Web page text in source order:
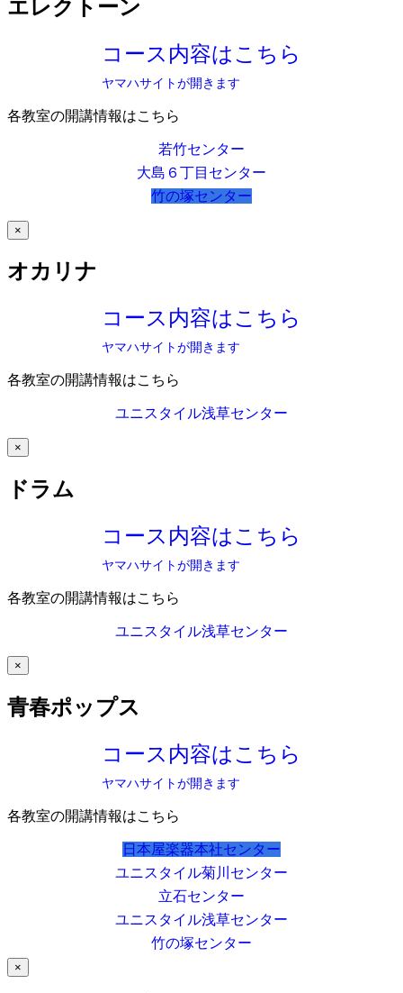
エレクトーン
コース内容はこちら
ヤマハサイトが開きます
各教室の開講情報はこちら
若竹センター
大島６丁目センター
竹の塚センター
×
オカリナ
コース内容はこちら
ヤマハサイトが開きます
各教室の開講情報はこちら
ユニスタイル浅草センター
×
ドラム
コース内容はこちら
ヤマハサイトが開きます
各教室の開講情報はこちら
ユニスタイル浅草センター
×
青春ポップス
コース内容はこちら
ヤマハサイトが開きます
各教室の開講情報はこちら
日本屋楽器本社センター
ユニスタイル菊川センター
立石センター
ユニスタイル浅草センター
竹の塚センター
×